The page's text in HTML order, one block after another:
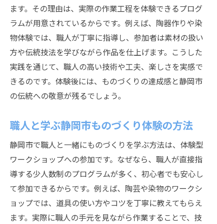
ます。その理由は、実際の作業工程を体験できるプログ
ラムが用意されているからです。例えば、陶器作りや染
物体験では、職人が丁寧に指導し、参加者は素材の扱い
方や伝統技法を学びながら作品を仕上げます。こうした
実践を通じて、職人の高い技術や工夫、楽しさを実感で
きるのです。体験後には、ものづくりの達成感と静岡市
の伝統への敬意が残るでしょう。
職人と学ぶ静岡市ものづくり体験の方法
静岡市で職人と一緒にものづくりを学ぶ方法は、体験型
ワークショップへの参加です。なぜなら、職人が直接指
導する少人数制のプログラムが多く、初心者でも安心し
て参加できるからです。例えば、陶芸や染物のワークシ
ョップでは、道具の使い方やコツを丁寧に教えてもらえ
ます。実際に職人の手元を見ながら作業することで、技